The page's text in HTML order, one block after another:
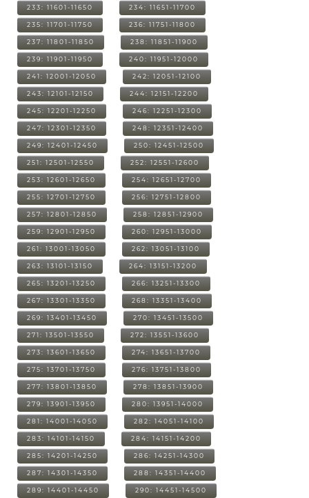
233: 11601-11650 234: 11651-11700
235: 11701-11750 236: 11751-11800
237: 11801-11850 238: 11851-11900
239: 11901-11950 240: 11951-12000
241: 12001-12050 242: 12051-12100
243: 12101-12150 244: 12151-12200
245: 12201-12250 246: 12251-12300
247: 12301-12350 248: 12351-12400
249: 12401-12450 250: 12451-12500
251: 12501-12550 252: 12551-12600
253: 12601-12650 254: 12651-12700
255: 12701-12750 256: 12751-12800
257: 12801-12850 258: 12851-12900
259: 12901-12950 260: 12951-13000
261: 13001-13050 262: 13051-13100
263: 13101-13150 264: 13151-13200
265: 13201-13250 266: 13251-13300
267: 13301-13350 268: 13351-13400
269: 13401-13450 270: 13451-13500
271: 13501-13550 272: 13551-13600
273: 13601-13650 274: 13651-13700
275: 13701-13750 276: 13751-13800
277: 13801-13850 278: 13851-13900
279: 13901-13950 280: 13951-14000
281: 14001-14050 282: 14051-14100
283: 14101-14150 284: 14151-14200
285: 14201-14250 286: 14251-14300
287: 14301-14350 288: 14351-14400
289: 14401-14450 290: 14451-14500